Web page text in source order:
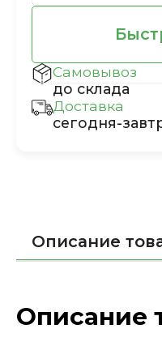
Самовывоз
до склада
Доставка
сегодня-
Описание
Описание